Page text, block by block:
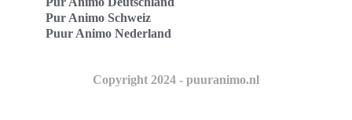
Pur Animo Schweiz
Puur Animo Nederland
Copyright 2024 - puuranimo.nl